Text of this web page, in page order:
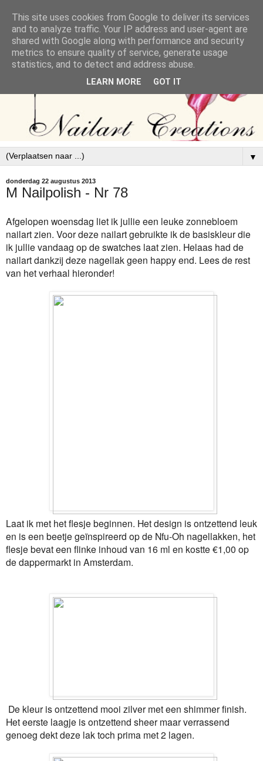
▼
donderdag 22 augustus 2013
M Nailpolish - Nr 78
Afgelopen woensdag liet ik jullie een leuke zonnebloem
nailart zien. Voor deze nailart gebruikte ik de basiskleur die
ik jullie vandaag op de swatches laat zien. Helaas had de
nailart dankzij deze nagellak geen happy end. Lees de rest
van het verhaal hieronder!
Laat ik met het flesje beginnen. Het design is ontzettend leuk
en is een beetje geïnspireerd op de Nfu-Oh nagellakken, het
flesje bevat een flinke inhoud van 16 ml en kostte €1,00 op
de dappermarkt in Amsterdam.
De kleur is ontzettend mooi zilver met een shimmer finish.
Het eerste laagje is ontzettend sheer maar verrassend
genoeg dekt deze lak toch prima met 2 lagen.
This site uses cookies from Google to deliver its services
and to analyze traffic. Your IP address and user-agent are
shared with Google along with performance and security
metrics to ensure quality of service, generate usage
statistics, and to detect and address abuse.
LEARN MORE GOT IT